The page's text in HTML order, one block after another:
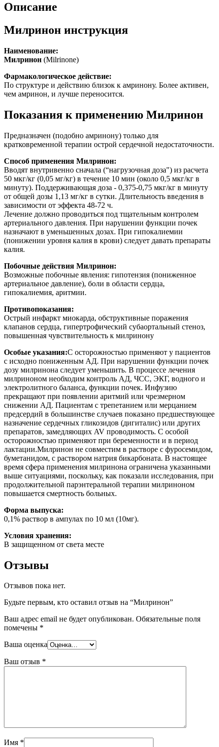
Описание
Милринон инструкция
Наименование:
Милринон (Milrinone)
Фармакологическое действие:
По структуре и действию близок к амринону. Более активен,
чем амринон, и лучше переносится.
Показания к применению Милринон
Предназначен (подобно амринону) только для
кратковременной терапии острой сердечной недостаточности.
Способ применения Милринон:
Вводят внутривенно сначала (“нагрузочная доза") из расчета
50 мкг/кг (0,05 мг/кг) в течение 10 мин (около 0,5 мкг/кг в
минуту). Поддерживающая доза - 0,375-0,75 мкг/кг в минуту
от общей дозы 1,13 мг/кг в сутки. Длительность введения в
зависимости от эффекта 48-72 ч.
Лечение должно проводиться под тщательным контролем
артериального давления. При нарушении функции почек
назначают в уменьшенных дозах. При гипокалиемии
(понижении уровня калия в крови) следует давать препараты
калия.
Побочные действия Милринон:
Возможные побочные явления: гипотензия (пониженное
артериальное давление), боли в области сердца,
гипокалиемия, аритмии.
Противопоказания:
Острый инфаркт миокарда, обструктивные поражения
клапанов сердца, гипертрофический субаортальный стеноз,
повышенная чувствительность к милринону
Особые указания:С осторожностью применяют у пациентов
с исходно пониженным АД. При нарушении функции почек
дозу милринона следует уменьшить. В процессе лечения
милриноном необходим контроль АД, ЧСС, ЭКГ, водного и
электролитного баланса, функции почек. Инфузию
прекращают при появлении аритмий или чрезмерном
снижении АД. Пациентам с трепетанием или мерцанием
предсердий в большинстве случаев показано предшествующее
назначение сердечных гликозидов (дигиталис) или других
препаратов, замедляющих AV проводимость. С особой
осторожностью применяют при беременности и в период
лактации.Милринон не совместим в растворе с фуросемидом,
буметанидом, с раствором натрия бикарбоната. В настоящее
время сфера применения милринона ограничена указанными
выше ситуациями, поскольку, как показали исследования, при
продолжительной парэнтеральной терапии милриноном
повышается смертность больных.
Форма выпуска:
0,1% раствор в ампулах по 10 мл (10мг).
Условия хранения:
В защищенном от света месте
Отзывы
Отзывов пока нет.
Будьте первым, кто оставил отзыв на “Милринон”
Ваш адрес email не будет опубликован. Обязательные поля
помечены *
Ваша оценка
Ваш отзыв *
Имя *